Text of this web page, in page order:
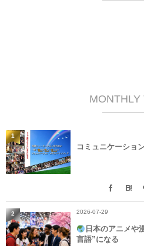
MONTHLY
コミュニケーショ
1
2026-07-29
日本のアニメや
言語”になる
2